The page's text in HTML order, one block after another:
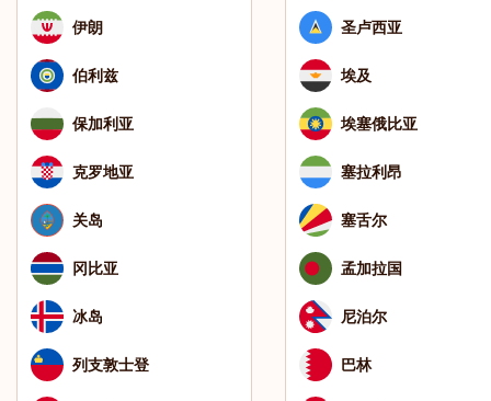
伊朗
伯利兹
保加利亚
克罗地亚
关岛
冈比亚
冰岛
列支敦士登
圣卢西亚
埃及
埃塞俄比亚
塞拉利昂
塞舌尔
孟加拉国
尼泊尔
巴林